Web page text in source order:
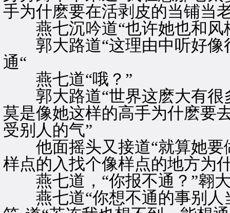
手为什麽要在活剥皮的当铺当
燕七沉吟道“也许她也和风
郭大路道“这理由中听好像
通“
燕七道“哦？”
郭大路道“世界这麽大有很
莫是像她这样的高手为什麽要
受别人的气”
他面摇头又接道“就算她要
样点的入找个像样点的地方为
燕七道，“你报不通？”翱大
燕七道“你想不通的事别人